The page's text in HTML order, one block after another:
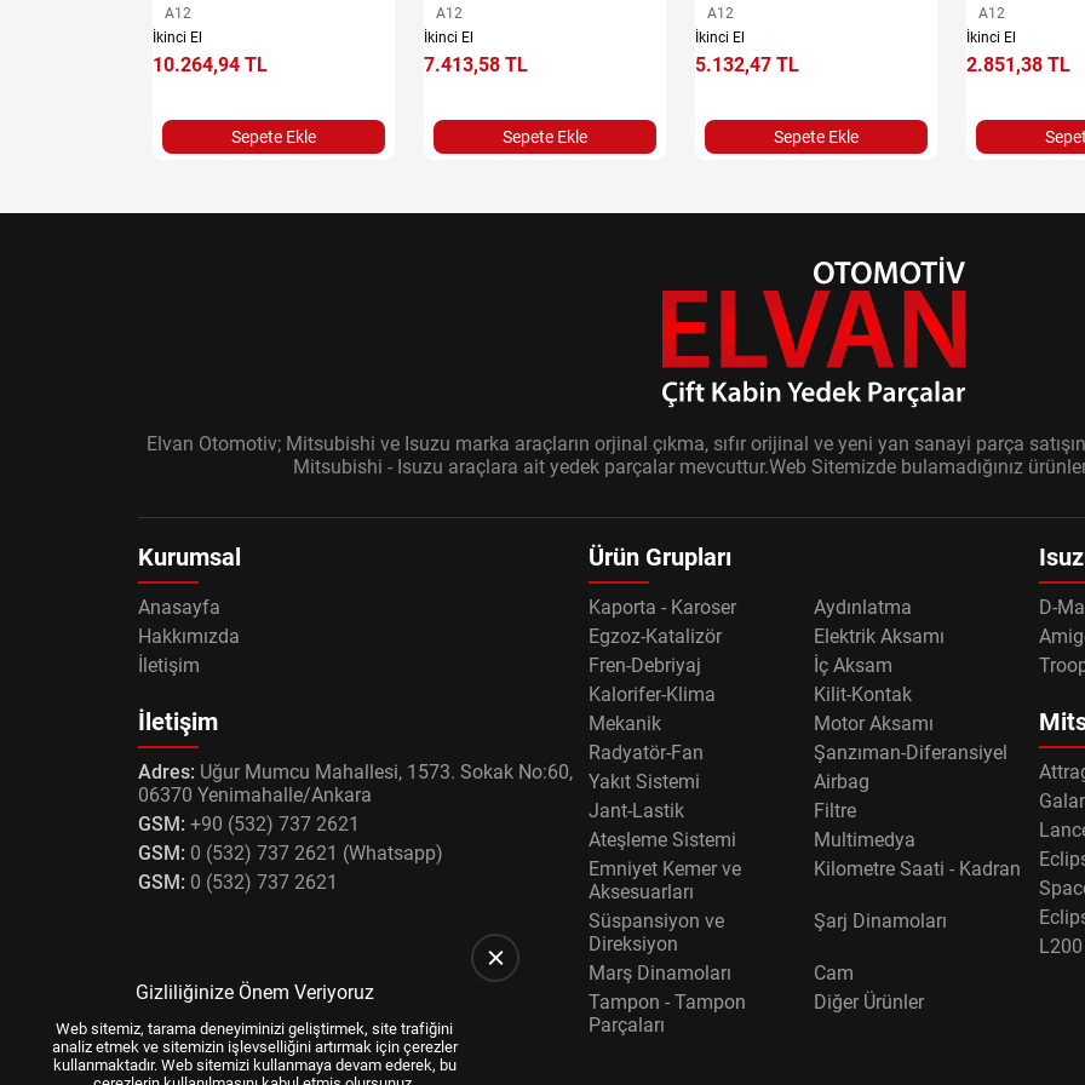
A12
İkinci El
10.264,94 TL
Sepete Ekle
A12
İkinci El
7.413,58 TL
Sepete Ekle
A12
İkinci El
5.132,47 TL
Sepete Ekle
A12
İkinci El
2.851,38 TL
Elvan Otomotiv; Mitsubishi ve Isuzu marka araçların orjinal çıkma, sıfır orijinal ve yeni yan sanayi parça
Mitsubishi - Isuzu araçlara ait yedek parçalar mevcuttur.Web Sitemizde bulamadığınız
Kurumsal
Anasayfa
Hakkımızda
İletişim
İletişim
Adres: Uğur Mumcu Mahallesi, 1573. Sokak No:60,
06370 Yenimahalle/Ankara
GSM: +90 (532) 737 2621
GSM: 0 (532) 737 2621 (Whatsapp)
GSM: 0 (532) 737 2621
Ürün Grupları
Kaporta - Karoser
Aydınlatma
Egzoz-Katalizör
Elektrik Aksamı
Fren-Debriyaj
İç Aksam
Kalorifer-Klima
Kilit-Kontak
Mekanik
Motor Aksamı
Radyatör-Fan
Şanzıman-Diferansiyel
Yakıt Sistemi
Airbag
Jant-Lastik
Filtre
Ateşleme Sistemi
Multimedya
Emniyet Kemer ve
Aksesuarları
Kilometre Saati - Kadran
Süspansiyon ve
Direksiyon
Şarj Dinamoları
Marş Dinamoları
Cam
Tampon - Tampon
Parçaları
Diğer Ürünler
D-
L200
Gizliliğinize Önem Veriyoruz
Web sitemiz, tarama deneyiminizi geliştirmek, site trafiğini
analiz etmek ve sitemizin işlevselliğini artırmak için çerezler
kullanmaktadır. Web sitemizi kullanmaya devam ederek, bu